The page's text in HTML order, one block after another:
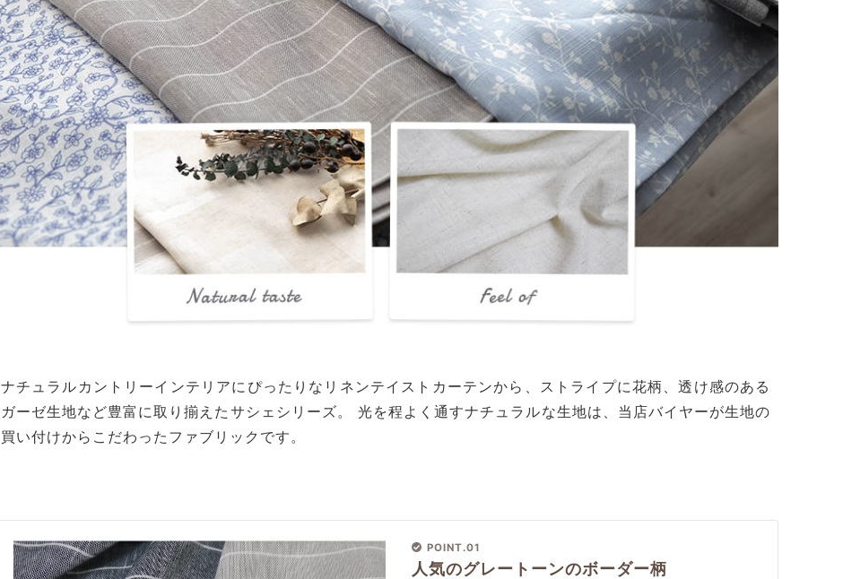
ナチュラルカントリーインテリアにぴったりなリネンテイストカーテンから、ストライプに花柄、透け感のある
ガーゼ生地など豊富に取り揃えたサシェシリーズ。 光を程よく通すナチュラルな生地は、当店バイヤーが生地の
買い付けからこだわったファブリックです。
POINT.01
人気のグレートーンのボーダー柄